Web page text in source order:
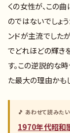
くの女性が、この
のではないでしょ
ンドが主流でした
でどれほどの輝き
す。この逆説的な
た最大の理由かも
🎵 あわせて読みたい
1970年代昭和